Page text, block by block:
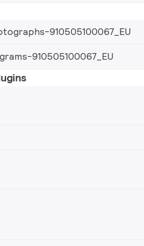
910505100067_EU
910505100067_EU